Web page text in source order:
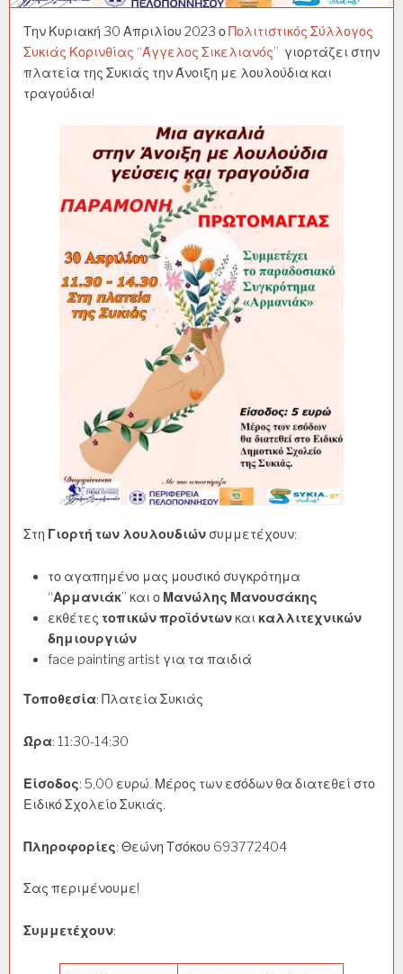
Την Κυριακή 30 Απριλίου 2023 οΠολιτιστικός Σύλλογος
Συκιάς Κορινθίας “Άγγελος Σικελιανός” γιορτάζει στην
πλατεία της Συκιάς την Άνοιξη με λουλούδια και
τραγούδια!
Στη Γιορτή των λουλουδιών συμμετέχουν:
το αγαπημένο μας μουσικό συγκρότημα
“Αρμανιάκ” και ο Μανώλης Μανουσάκης
εκθέτες τοπικών προϊόντωνκαι καλλιτεχνικών
δημιουργιών
face painting artist για τα παιδιά
Τοποθεσία: Πλατεία Συκιάς
Ώρα: 11:30-14:30
Είσοδος: 5,00 ευρώ. Μέρος των εσόδων θα διατεθεί στο
Ειδικό Σχολείο Συκιάς.
Πληροφορίες: Θεώνη Τσόκου 693772404
Σας περιμένουμε!
Συμμετέχουν: